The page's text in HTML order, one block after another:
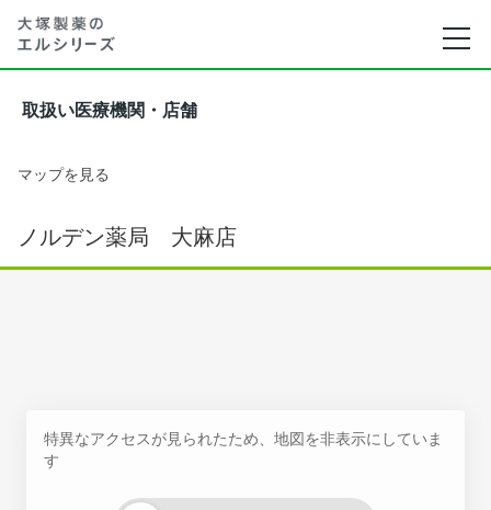
取扱い医療機関・店舗
マップを見る
ノルデン薬局 大麻店
特異なアクセスが見られたため、地図を非表示にしていま
す